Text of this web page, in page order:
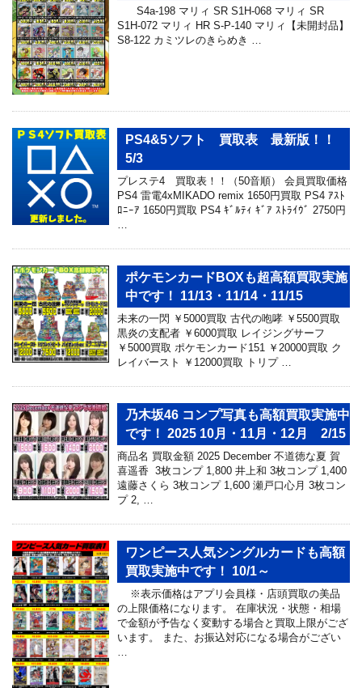
S4a-198 マリィ SR S1H-068 マリィ SR
S1H-072 マリィ HR S-P-140 マリィ【未開封品】
S8-122 カミツレのきらめき …
PS4&5ソフト 買取表 最新版！！
5/3
プレステ4 買取表！！（50音順） 会員買取価格
PS4 雷電4xMIKADO remix 1650円買取 PS4 ｱｽﾄ
ﾛﾆｰｱ 1650円買取 PS4 ｷﾞﾙﾃｨ ｷﾞｱ ｽﾄﾗｲｳﾞ 2750円
…
ポケモンカードBOXも超高額買取実施
中です！ 11/13・11/14・11/15
未来の一閃 ￥5000買取 古代の咆哮 ￥5500買取
黒炎の支配者 ￥6000買取 レイジングサーフ
￥5000買取 ポケモンカード151 ￥20000買取 ク
レイバースト ￥12000買取 トリプ …
乃木坂46 コンプ写真も高額買取実施中
です！ 2025 10月・11月・12月 2/15
商品名 買取金額 2025 December 不道徳な夏 賀
喜遥香 3枚コンプ 1,800 井上和 3枚コンプ 1,400
遠藤さくら 3枚コンプ 1,600 瀬戸口心月 3枚コン
プ 2, …
ワンピース人気シングルカードも高額
買取実施中です！ 10/1～
※表示価格はアプリ会員様・店頭買取の美品
の上限価格になります。 在庫状況・状態・相場
で金額が予告なく変動する場合と買取上限がござ
います。 また、お振込対応になる場合がござい
…